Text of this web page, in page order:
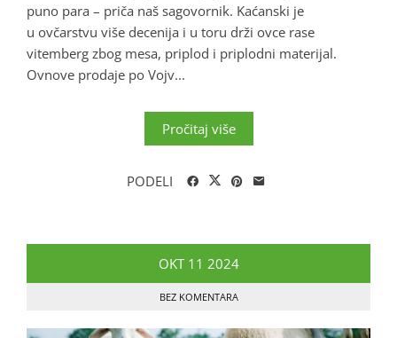
puno para – priča naš sagovornik. Kaćanski je
u ovčarstvu više decenija i u toru drži ovce rase
vitemberg zbog mesa, priplod i priplodni materijal.
Ovnove prodaje po Vojv...
Pročitaj više
PODELI
OKT 11 2024
BEZ KOMENTARA